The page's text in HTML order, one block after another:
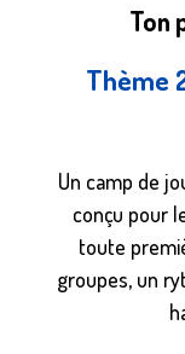
Ton
Thème
Un camp de
conçu pour
toute
groupes, un